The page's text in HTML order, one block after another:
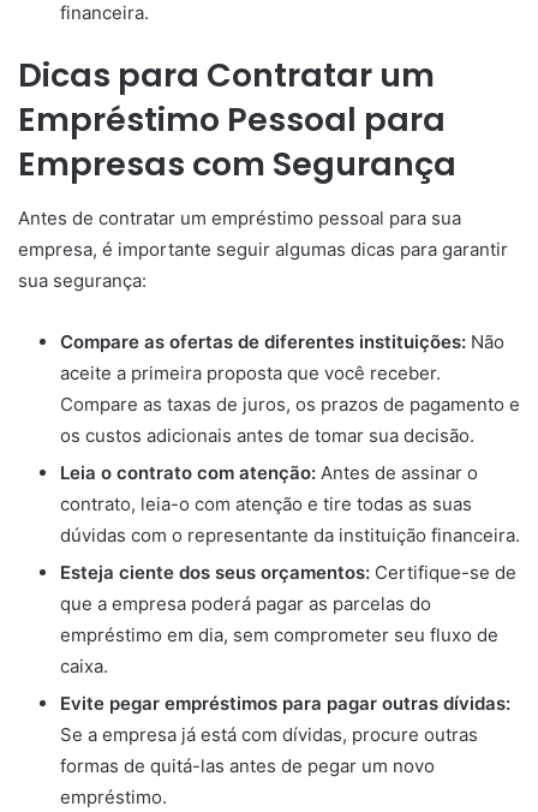
financeira.
Dicas para Contratar um
Empréstimo Pessoal para
Empresas com Segurança
Antes de contratar um empréstimo pessoal para sua
empresa, é importante seguir algumas dicas para garantir
sua segurança:
Compare as ofertas de diferentes instituições: Não
aceite a primeira proposta que você receber.
Compare as taxas de juros, os prazos de pagamento e
os custos adicionais antes de tomar sua decisão.
Leia o contrato com atenção: Antes de assinar o
contrato, leia-o com atenção e tire todas as suas
dúvidas com o representante da instituição financeira.
Esteja ciente dos seus orçamentos: Certifique-se de
que a empresa poderá pagar as parcelas do
empréstimo em dia, sem comprometer seu fluxo de
caixa.
Evite pegar empréstimos para pagar outras dívidas:
Se a empresa já está com dívidas, procure outras
formas de quitá-las antes de pegar um novo
empréstimo.